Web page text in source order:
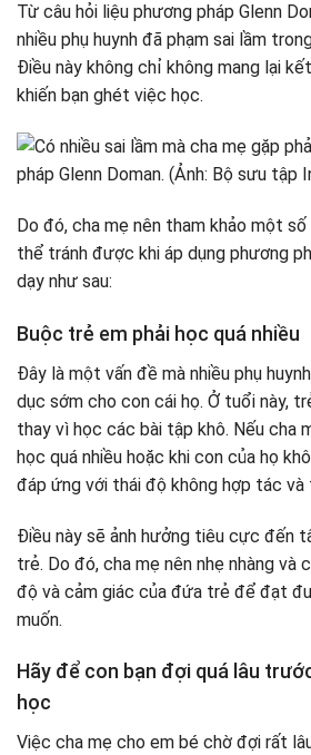
Từ câu hỏi liệu phương pháp Glenn
nhiều phụ huynh đã phạm sai lầm
Điều này không chỉ không mang lại
khiến bạn ghét việc học.
Do đó, cha mẹ nên tham khảo một
thể tránh được khi áp dụng phương
dạy như sau:
Buộc trẻ em phải học quá nhiều
Đây là một vấn đề mà nhiều phụ
dục sớm cho con cái họ. Ở tuổi này,
thay vì học các bài tập khô. Nếu cha
học quá nhiều hoặc khi con của họ
đáp ứng với thái độ không hợp tác
Điều này sẽ ảnh hưởng tiêu cực đến
trẻ. Do đó, cha mẹ nên nhẹ nhàng và
độ và cảm giác của đứa trẻ để đạt
muốn.
Hãy để con bạn đợi quá lâu
học
Việc cha mẹ cho em bé chờ đợi rất